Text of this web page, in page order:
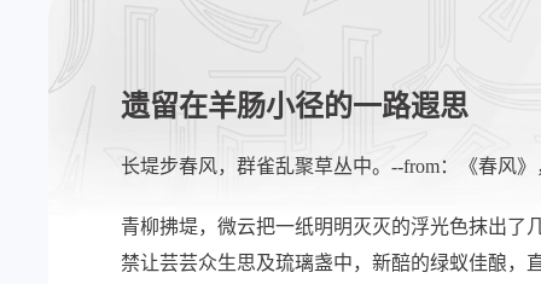
遗留在羊肠小径的一路遐思
长堤步春风，群雀乱聚草丛中。--from：《春风
青柳拂堤，微云把一纸明明灭灭的浮光色抹出了
禁让芸芸众生思及琉璃盏中，新醅的绿蚁佳酿，